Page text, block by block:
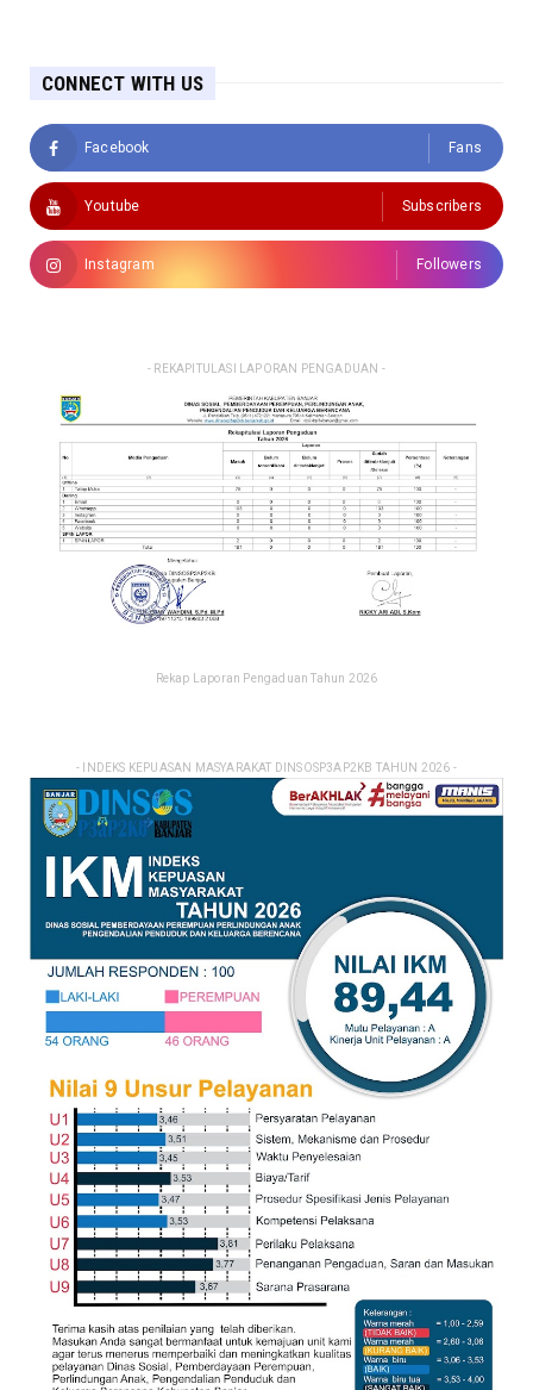
CONNECT WITH US
Facebook Fans
Youtube Subscribers
Instagram Followers
- REKAPITULASI LAPORAN PENGADUAN -
Rekap Laporan Pengaduan Tahun 2026
- INDEKS KEPUASAN MASYARAKAT DINSOSP3AP2KB TAHUN 2026 -